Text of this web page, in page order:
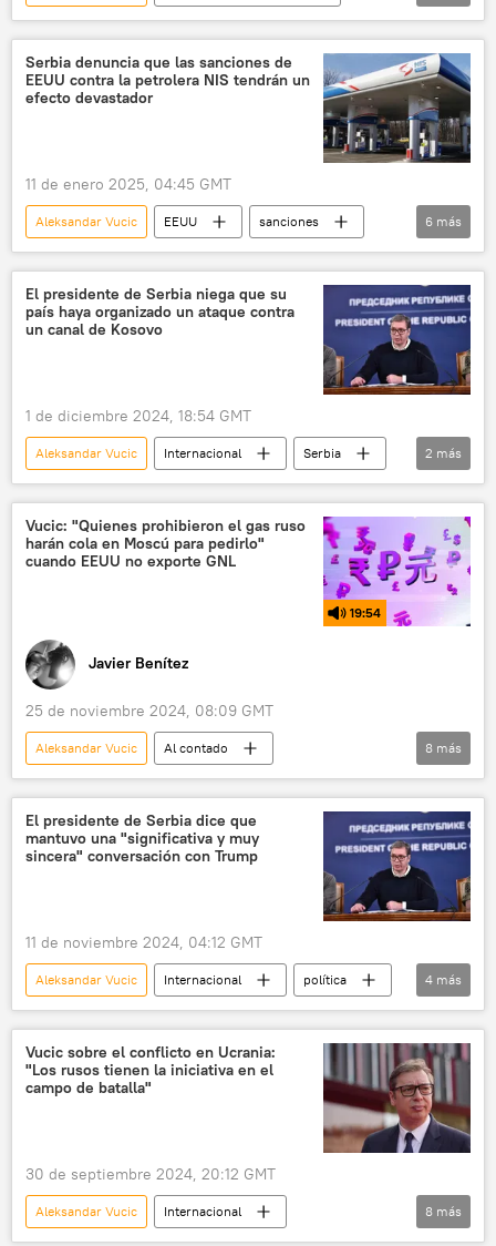
Serguéi Lavrov
Robert Fico
Rusia
Día de la Victoria
Serbia denuncia que las sanciones de
EEUU contra la petrolera NIS tendrán un
efecto devastador
11 de enero 2025, 04:45 GMT
Aleksandar Vucic EEUU
sanciones
Aleksandar Vulin
Joe Biden
Gazprom Neft
Serbia
Gazprom
Economía
6 más
El presidente de Serbia niega que su
país haya organizado un ataque contra
un canal de Kosovo
1 de diciembre 2024, 18:54 GMT
Aleksandar Vucic Internacional
Serbia
Kosovo
política
2 más
Vucic: "Quienes prohibieron el gas ruso
harán cola en Moscú para pedirlo"
cuando EEUU no exporte GNL
19:54
Javier Benítez
25 de noviembre 2024, 08:09 GMT
Aleksandar Vucic
Al contado
Ministerio de Desarrollo Económico de Rusia
Olaf Scholz
Alemania
EEUU
ONU
Bundestag
8 más
El presidente de Serbia dice que
mantuvo una "significativa y muy
sincera" conversación con Trump
11 de noviembre 2024, 04:12 GMT
Aleksandar Vucic Internacional
política
Donald Trump
Kamala Harris
Serbia
EEUU
4 más
Vucic sobre el conflicto en Ucrania:
"Los rusos tienen la iniciativa en el
campo de batalla"
30 de septiembre 2024, 20:12 GMT
Aleksandar Vucic
Internacional
8 más